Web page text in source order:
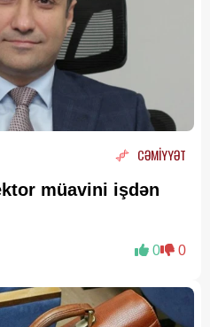
CƏMİYYƏT
müavini işdən
0 0